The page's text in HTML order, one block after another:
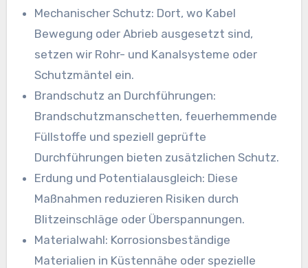
Mechanischer Schutz: Dort, wo Kabel
Bewegung oder Abrieb ausgesetzt sind,
setzen wir Rohr- und Kanalsysteme oder
Schutzmäntel ein.
Brandschutz an Durchführungen:
Brandschutzmanschetten, feuerhemmende
Füllstoffe und speziell geprüfte
Durchführungen bieten zusätzlichen Schutz.
Erdung und Potentialausgleich: Diese
Maßnahmen reduzieren Risiken durch
Blitzeinschläge oder Überspannungen.
Materialwahl: Korrosionsbeständige
Materialien in Küstennähe oder spezielle